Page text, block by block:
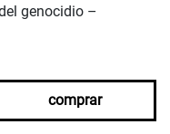
genocidio –
comprar